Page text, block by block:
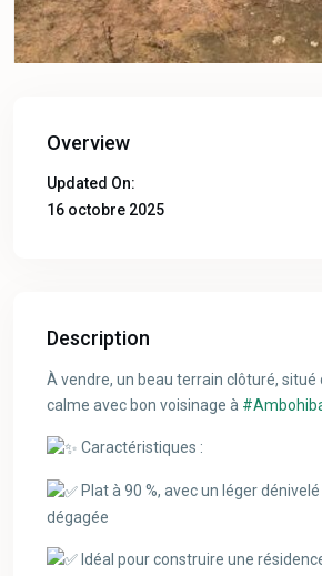
Overview
Updated On:
16 octobre 2025
Description
À vendre, un beau terrain clôturé, situé
calme avec bon voisinage à
Caractéristiques :
Plat à 90 %, avec un léger
dégagée
Idéal pour construire une